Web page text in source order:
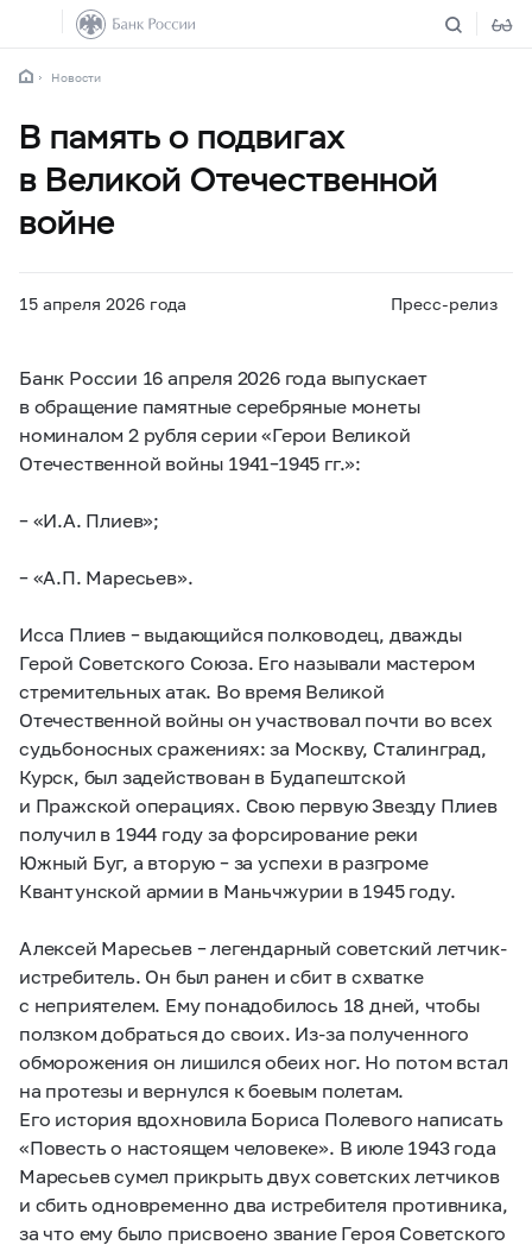
Новости
В память о подвигах
в Великой Отечественной
войне
15 апреля 2026 года Пресс-релиз
Банк России 16 апреля 2026 года выпускает
в обращение памятные серебряные монеты
номиналом 2 рубля серии «Герои Великой
Отечественной войны 1941–1945 гг.»:
– «И.А. Плиев»;
– «А.П. Маресьев».
Исса Плиев – выдающийся полководец, дважды
Герой Советского Союза. Его называли мастером
стремительных атак. Во время Великой
Отечественной войны он участвовал почти во всех
судьбоносных сражениях: за Москву, Сталинград,
Курск, был задействован в Будапештской
и Пражской операциях. Свою первую Звезду Плиев
получил в 1944 году за форсирование реки
Южный Буг, а вторую – за успехи в разгроме
Квантунской армии в Маньчжурии в 1945 году.
Алексей Маресьев – легендарный советский летчик-
истребитель. Он был ранен и сбит в схватке
с неприятелем. Ему понадобилось 18 дней, чтобы
ползком добраться до своих. Из-за полученного
обморожения он лишился обеих ног. Но потом встал
на протезы и вернулся к боевым полетам.
Его история вдохновила Бориса Полевого написать
«Повесть о настоящем человеке». В июле 1943 года
Маресьев сумел прикрыть двух советских летчиков
и сбить одновременно два истребителя противника,
за что ему было присвоено звание Героя Советского